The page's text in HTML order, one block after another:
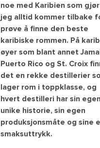
noe med Karibien som
jeg alltid kommer tilbake
prøve å finne den beste
karibiske rommen. På
øyer som blant annet
Puerto Rico og St. Croix
det en rekke destillerier
lager rom i toppklasse, og
hvert destilleri har sin egen
unike historie, sin egen
produksjonsmåte og sine
smaksuttrykk.